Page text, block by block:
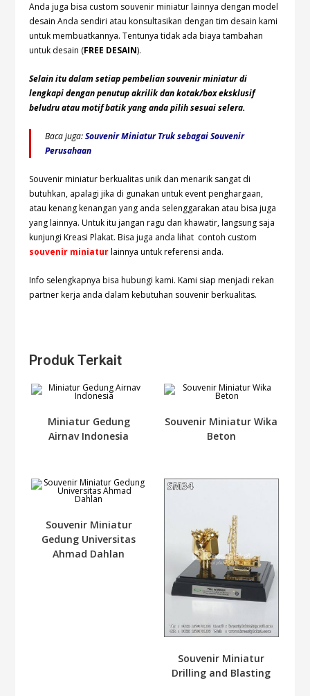
Anda juga bisa custom souvenir miniatur lainnya dengan model
desain Anda sendiri atau konsultasikan dengan tim desain kami
untuk membuatkannya. Tentunya tidak ada biaya tambahan
untuk desain (FREE DESAIN).
Selain itu dalam setiap pembelian souvenir miniatur di
lengkapi dengan penutup akrilik dan kotak/box eksklusif
beludru atau motif batik yang anda pilih sesuai selera.
Baca juga:Souvenir Miniatur Truk sebagai Souvenir
Perusahaan
Souvenir miniatur berkualitas unik dan menarik sangat di
butuhkan, apalagi jika di gunakan untuk event penghargaan,
atau kenang kenangan yang anda selenggarakan atau bisa juga
yang lainnya. Untuk itu jangan ragu dan khawatir, langsung saja
kunjungi Kreasi Plakat. Bisa juga anda lihat contoh custom
souvenir miniaturlainnya untuk referensi anda.
Info selengkapnya bisa hubungikami. Kami siap menjadi rekan
partner kerja anda dalam kebutuhan souvenir berkualitas.
Produk Terkait
Miniatur Gedung
Airnav Indonesia
Souvenir Miniatur Wika
Beton
Souvenir Miniatur
Gedung Universitas
Ahmad Dahlan
Souvenir Miniatur
Drilling and Blasting